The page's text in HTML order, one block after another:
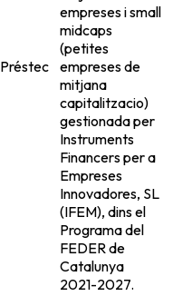
Préstec
empreses i small
midcaps
(petites
empreses de
mitjana
capitalitzacio)
gestionada per
Instruments
Financers per a
Empreses
Innovadores, SL
(IFEM), dins el
Programa del
FEDER de
Catalunya
2021-2027.